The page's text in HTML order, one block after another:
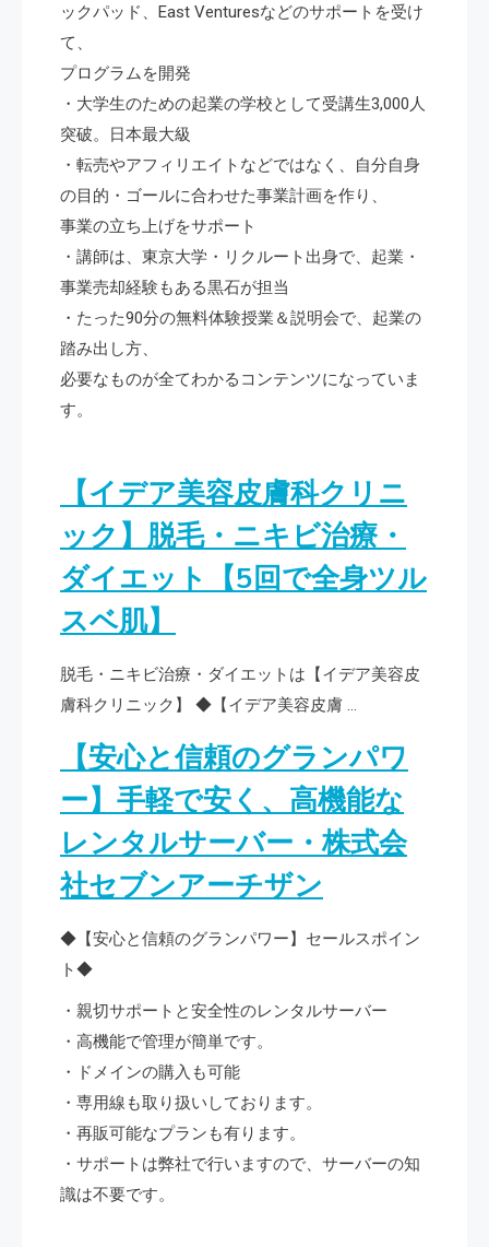
ックパッド、East Venturesなどのサポートを受け
て、
プログラムを開発
・大学生のための起業の学校として受講生3,000人
突破。日本最大級
・転売やアフィリエイトなどではなく、自分自身
の目的・ゴールに合わせた事業計画を作り、
事業の立ち上げをサポート
・講師は、東京大学・リクルート出身で、起業・
事業売却経験もある黒石が担当
・たった90分の無料体験授業＆説明会で、起業の
踏み出し方、
必要なものが全てわかるコンテンツになっていま
す。
【イデア美容皮膚科クリニ
ック】脱毛・ニキビ治療・
ダイエット【5回で全身ツル
スベ肌】
脱毛・ニキビ治療・ダイエットは【イデア美容皮
膚科クリニック】 ◆【イデア美容皮膚 …
【安心と信頼のグランパワ
ー】手軽で安く、高機能な
レンタルサーバー・株式会
社セブンアーチザン
◆【安心と信頼のグランパワー】セールスポイン
ト◆
・親切サポートと安全性のレンタルサーバー
・高機能で管理が簡単です。
・ドメインの購入も可能
・専用線も取り扱いしております。
・再販可能なプランも有ります。
・サポートは弊社で行いますので、サーバーの知
識は不要です。